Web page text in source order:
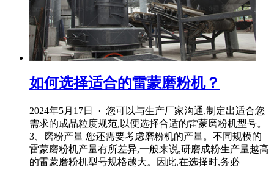
如何选择适合的雷蒙磨粉机？
2024年5月17日 · 您可以与生产厂家沟通,制定出适合您
需求的成品粒度规范,以便选择合适的雷蒙磨粉机型号。
3、磨粉产量 您还需要考虑磨粉机的产量。不同规模的
雷蒙磨粉机产量有所差异,一般来说,研磨成粉生产量越高
的雷蒙磨粉机型号规格越大。因此,在选择时,务必